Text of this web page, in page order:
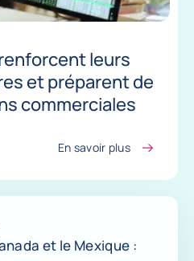
leurs
et préparent de
commerciales
En savoir plus
et le Mexique :